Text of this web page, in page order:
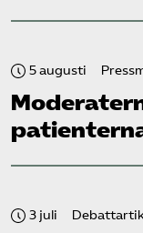
5 augusti
3 juli